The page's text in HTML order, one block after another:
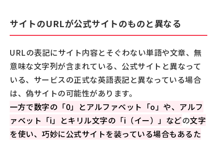
サイトのURLが公式サイトのものと異なる
URLの表記にサイト内容とそぐわない単語や文章、無
意味な文字列が含まれている、公式サイトと異なって
いる、サービスの正式な英語表記と異なっている場合
は、偽サイトの可能性があります。
一方で数字の「0」とアルファベット「o」や、アルフ
ァベット「i」とキリル文字の「i（イー）」などの文字
を使い、巧妙に公式サイトを装っている場合もあるた